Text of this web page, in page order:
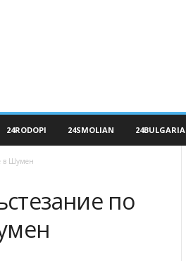
24RODOPI 24SMOLIAN 24BULGARIA
в Шумен
по